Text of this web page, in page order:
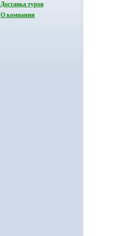
Доставка туров
О компании